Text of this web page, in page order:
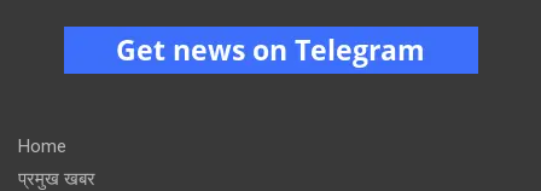
Home
प्रमुख खबर